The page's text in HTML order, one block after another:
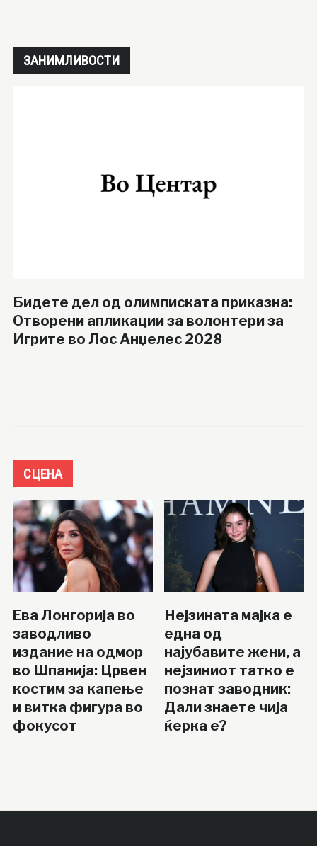
ЗАНИМЛИВОСТИ
Бидете дел од олимписката приказна:
Отворени апликации за волонтери за
Игрите во Лос Анџелес 2028
СЦЕНА
Ева Лонгорија во
заводливо
издание на одмор
во Шпанија: Црвен
костим за капење
и витка фигура во
фокусот
Нејзината мајка е
една од
најубавите жени, а
нејзиниот татко е
познат заводник:
Дали знаете чија
ќерка е?